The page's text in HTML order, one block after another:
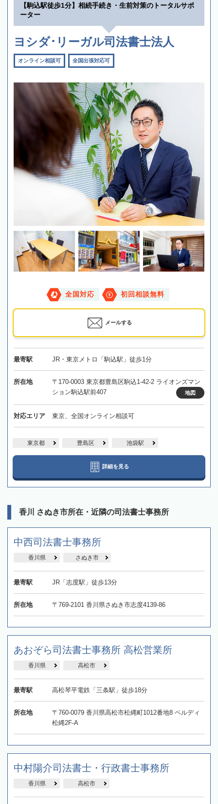
【駒込駅徒歩1分】相続手続き・生前対策のトータルサポ
ーター
ヨシダ･リーガル司法書士法人
オンライン相談可 全国出張対応可
全国対応 初回相談無料
メールする
最寄駅 JR・東京メトロ「駒込駅」徒歩1分
所在地
〒170-0003 東京都豊島区駒込1-42-2 ライオンズマン
ション駒込駅前407
地図
対応エリア 東京、全国オンライン相談可
東京都 豊島区 池袋駅
詳細を見る
香川 さぬき市所在・近隣の司法書士事務所
中西司法書士事務所
香川県 さぬき市
最寄駅 JR「志度駅」徒歩13分
所在地 〒769-2101 香川県さぬき市志度4139-86
あおぞら司法書士事務所 高松営業所
香川県 高松市
最寄駅 高松琴平電鉄「三条駅」徒歩18分
所在地
〒760-0079 香川県高松市松縄町1012番地8 ベルディ
松縄2F-A
中村陽介司法書士・行政書士事務所
香川県 高松市